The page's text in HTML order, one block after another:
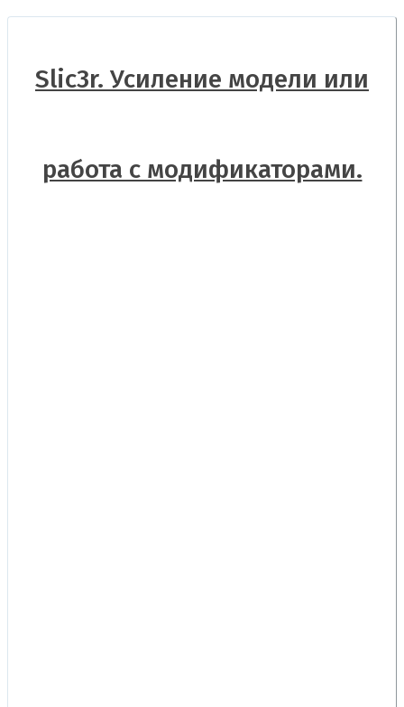
Slic3r. Усиление модели или
работа с модификаторами.